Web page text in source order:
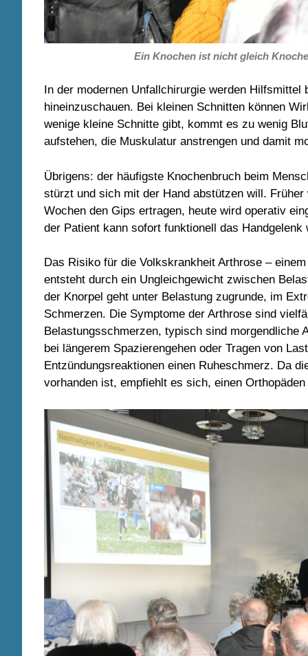
Ein Knochen ist nicht gleich
In der modernen Unfallchirurgie werden Hilfsmittel
hineinzuschauen. Bei kleinen Schnitten können
wenige kleine Schnitte gibt, kommt es zu wenig
aufstehen, die Muskulatur anstrengen und damit
Übrigens: der häufigste Knochenbruch beim
stürzt und sich mit der Hand abstützen will.
Wochen den Gips ertragen, heute wird operativ
der Patient kann sofort funktionell das Handgelenk
Das Risiko für die Volkskrankheit Arthrose –
entsteht durch ein Ungleichgewicht zwischen
der Knorpel geht unter Belastung zugrunde, im
Schmerzen. Die Symptome der Arthrose sind
Belastungsschmerzen, typisch sind morgendliche
bei längerem Spazierengehen oder Tragen von
Entzündungsreaktionen einen Ruheschmerz. Da
vorhanden ist, empfiehlt es sich, einen